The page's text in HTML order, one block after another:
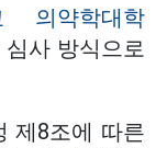
의약학대학
사 방식으로
제8조에 따른